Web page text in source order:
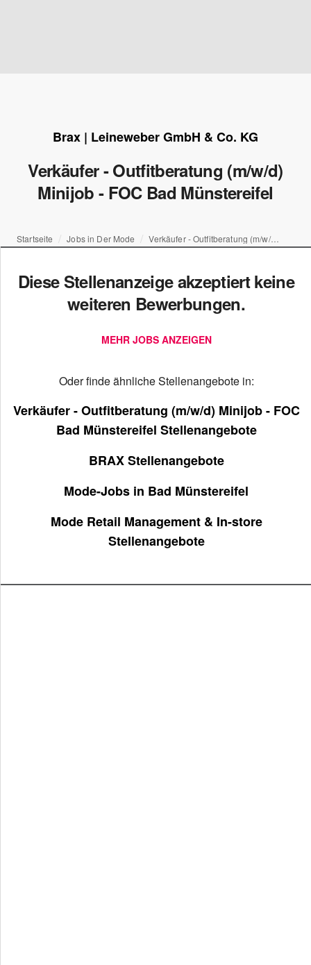
Brax | Leineweber GmbH & Co. KG
Verkäufer - Outfitberatung (m/w/d)
Minijob - FOC Bad Münstereifel
Startseite Jobs in Der Mode Verkäufer - Outfitberatung (m/w/d) Minijob - FOC Bad Münstereifel
Diese Stellenanzeige akzeptiert keine
weiteren Bewerbungen.
MEHR JOBS ANZEIGEN
Oder finde ähnliche Stellenangebote in:
Verkäufer - Outfitberatung (m/w/d) Minijob - FOC
Bad Münstereifel Stellenangebote
BRAX Stellenangebote
Mode-Jobs in Bad Münstereifel
Mode Retail Management & In-store
Stellenangebote